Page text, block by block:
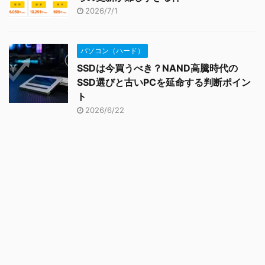
2026/7/1
パソコン（ハード）
SSDは今買うべき？NAND高騰時代の
SSD選びと古いPCを延命する判断ポイン
ト
2026/6/22